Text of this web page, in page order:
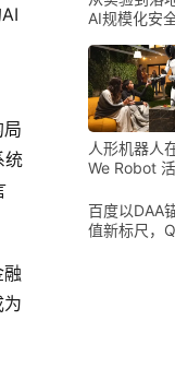
统
AI规模化安
人形机器人
We Robot
百度以DAA
值新标尺，